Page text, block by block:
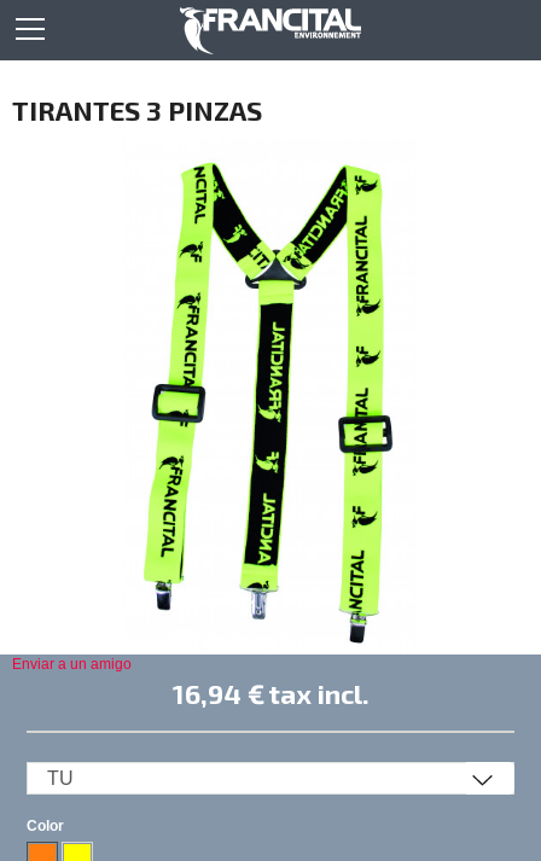
TIRANTES 3 PINZAS
Enviar a un amigo
16,94 €tax incl.
Color